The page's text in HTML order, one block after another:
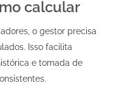
calcular
o gestor precisa
Isso facilita
e tomada de